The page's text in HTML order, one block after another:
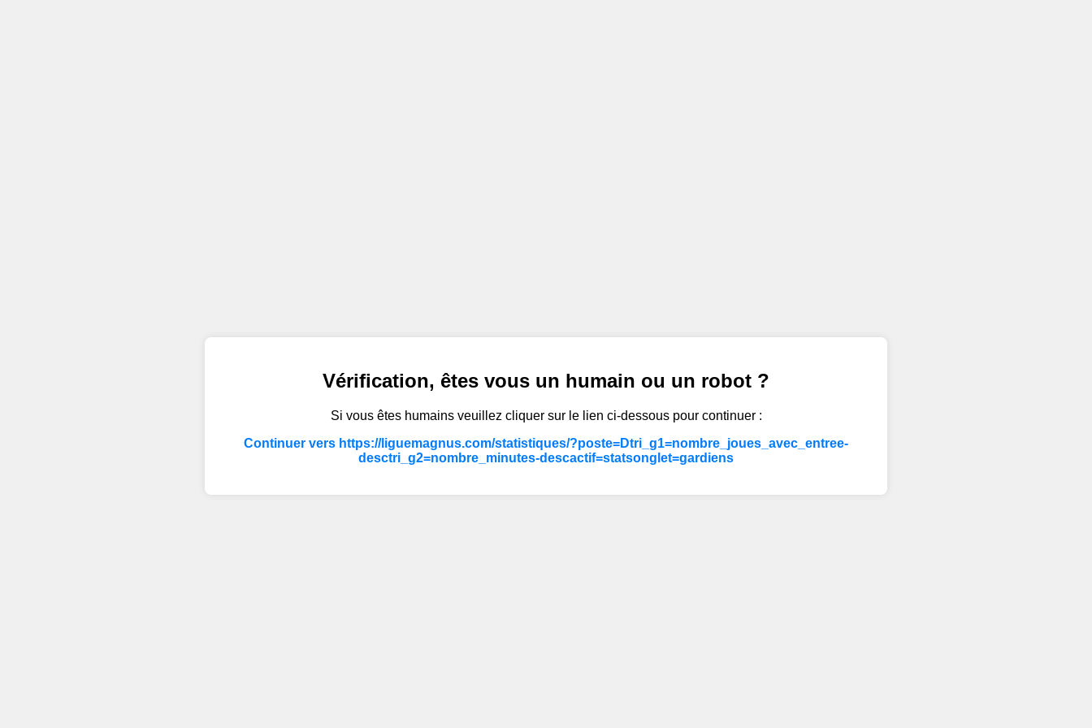
Vérification, êtes vous un humain ou un robot ?
Si vous êtes humains veuillez cliquer sur le lien ci-dessous pour continuer :
Continuer vers https://liguemagnus.com/statistiques/?poste=Dtri_g1=nombre_joues_avec_entree-
desctri_g2=nombre_minutes-descactif=statsonglet=gardiens